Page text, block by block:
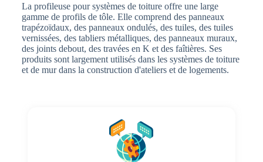
La profileuse pour systèmes de toiture offre une large
gamme de profils de tôle. Elle comprend des panneaux
trapézoïdaux, des panneaux ondulés, des tuiles, des tuiles
vernissées, des tabliers métalliques, des panneaux muraux,
des joints debout, des travées en K et des faîtières. Ses
produits sont largement utilisés dans les systèmes de toiture
et de mur dans la construction d'ateliers et de logements.